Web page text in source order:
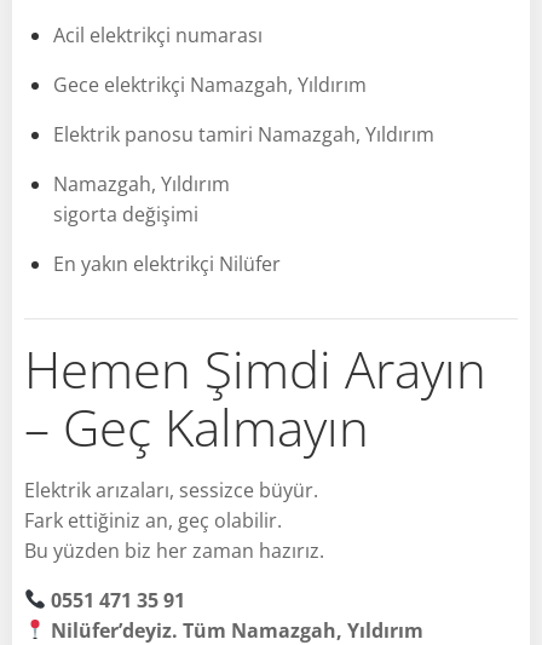
Acil elektrikçi numarası
Gece elektrikçi Namazgah, Yıldırım
Elektrik panosu tamiri Namazgah, Yıldırım
Namazgah, Yıldırım
sigorta değişimi
En yakın elektrikçi Nilüfer
Hemen Şimdi Arayın
– Geç Kalmayın
Elektrik arızaları, sessizce büyür.
Fark ettiğiniz an, geç olabilir.
Bu yüzden biz her zaman hazırız.
0551 471 35 91
Nilüfer’deyiz. Tüm Namazgah, Yıldırım